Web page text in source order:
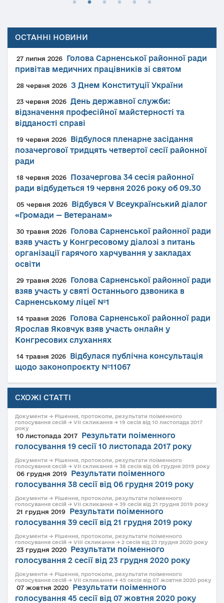
ОСТАННІ НОВИНИ
27 липня 2026
Голова Сарненської районної ради
привітав медичних працівників зі святом
28 червня 2026 З Днем Конституції України
23 червня 2026 День державної служби:
відзначення професійної майстерності та
відданості справі
19 червня 2026
Відбулося пленарне засідання
позачергової тридцять четвертої сесії районної
ради
18 червня 2026
Позачергова 34 сесія районної
ради відбудеться 19 червня 2026 року об 09.30
05 червня 2026
Відбувся V Всеукраїнський діалог
«Громади — Ветеранам»
30 травня 2026
Голова Сарненської районної ради
взяв участь у Конгресовому діалозі з питань
організації гарячого харчування у закладах
освіти
29 травня 2026
Голова Сарненської районної ради
взяв участь у святі Останнього дзвоника в
Сарненському ліцеї №1
14 травня 2026
Голова Сарненської районної ради
Ярослав Яковчук взяв участь онлайн у
Конгресових слуханнях
14 травня 2026
Відбулася публічна консультація
щодо законопроєкту №11067
СХОЖІ СТАТТІ
Документи → Рішення, протоколи, результати поіменного
голосування сесій → VII скликання → 19 сесія від 10 листопада 2017
року
10 листопада 2017
Результати поіменного
голосування 19 сесії 10 листопада 2017 року
Документи → Рішення, протоколи, результати поіменного
голосування сесій → VII скликання → 38 сесія від 06 грудня 2019 року
06 грудня 2019
Результати поіменного
голосування 38 сесії від 06 грудня 2019 року
Документи → Рішення, протоколи, результати поіменного
голосування сесій → VII скликання → 39 сесія від 21 грудня 2019 року
21 грудня 2019
Результати поіменного
голосування 39 сесії від 21 грудня 2019 року
Документи → Рішення, протоколи, результати поіменного
голосування сесій → VIII скликання → 2 сесія від 23 грудня 2020 року
23 грудня 2020
Результати поіменного
голосування 2 сесії від 23 грудня 2020 року
Документи → Рішення, протоколи, результати поіменного
голосування сесій → VII скликання → 45 сесія від 07 жовтня 2020 року
07 жовтня 2020
Результати поіменного
голосування 45 сесії від 07 жовтня 2020 року